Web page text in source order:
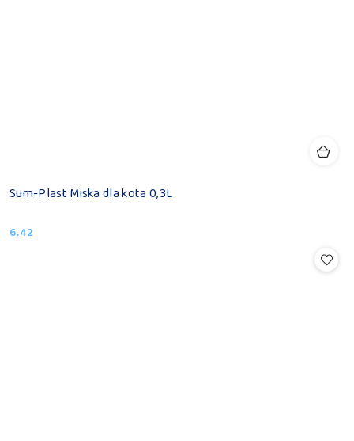
Sum-Plast Miska dla kota 0,3L
Cena:
6.42